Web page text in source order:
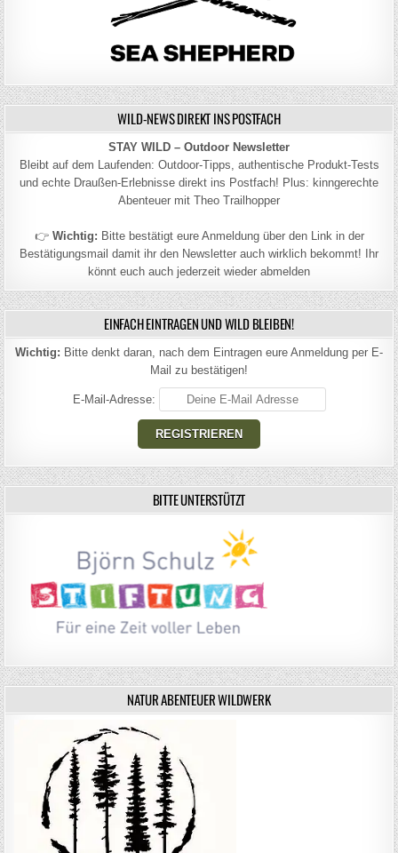
WILD-NEWS DIREKT INS POSTFACH
STAY WILD – Outdoor Newsletter
Bleibt auf dem Laufenden: Outdoor-Tipps, authentische Produkt-Tests
und echte Draußen-Erlebnisse direkt ins Postfach! Plus: kinngerechte
Abenteuer mit Theo Trailhopper
👉 Wichtig: Bitte bestätigt eure Anmeldung über den Link in der
Bestätigungsmail damit ihr den Newsletter auch wirklich bekommt! Ihr
könnt euch auch jederzeit wieder abmelden
EINFACH EINTRAGEN UND WILD BLEIBEN!
Wichtig: Bitte denkt daran, nach dem Eintragen eure Anmeldung per E-
Mail zu bestätigen!
E-Mail-Adresse:
BITTE UNTERSTÜTZT
NATUR ABENTEUER WILDWERK